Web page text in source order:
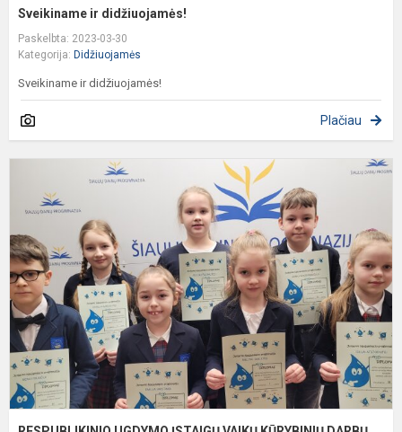
Sveikiname ir didžiuojamės!
Paskelbta: 2023-03-30
Kategorija: Didžiuojamės
Sveikiname ir didžiuojamės!
Plačiau